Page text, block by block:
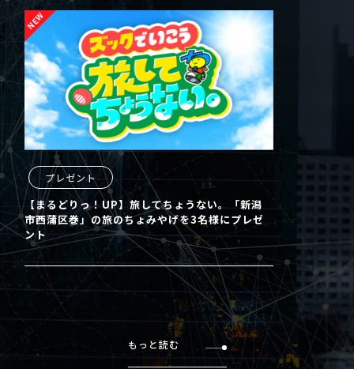
プレゼント
【まるどりっ！UP】旅してちょうない。「新潟
市西蒲区巻」の旅のちょみやげを3名様にプレゼ
ント
もっと読む